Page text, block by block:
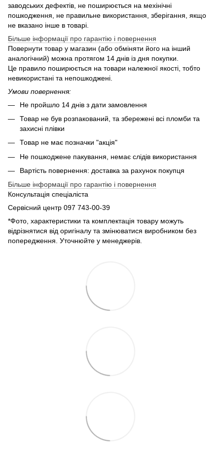
заводських дефектів, не поширюється на мехінічні
пошкодження, не правильне використання, зберігання, якщо
не вказано інше в товарі.
Більше інформації про гарантію і повернення
Повернути товар у магазин (або обміняти його на інший
аналогічний) можна протягом 14 днів із дня покупки.
Це правило поширюється на товари належної якості, тобто
невикористані та непошкоджені.
Умови повернення:
Не пройшло 14 днів з дати замовлення
Товар не був розпакований, та збережені всі пломби та
захисні плівки
Товар не має позначки "акція"
Не пошкоджене пакування, немає слідів використання
Вартість повернення: доставка за рахунок покупця
Більше інформації про гарантію і повернення
Консультація спеціаліста
Сервісний центр 097 743-00-39
*Фото, характеристики та комплектація товару можуть
відрізнятися від оригіналу та змінюватися виробником без
попередження. Уточнюйте у менеджерів.